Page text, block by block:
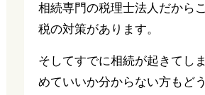
相続専門の税理士法人だから
税の対策があります。
そしてすでに相続が起きてし
めていいか分からない方もど